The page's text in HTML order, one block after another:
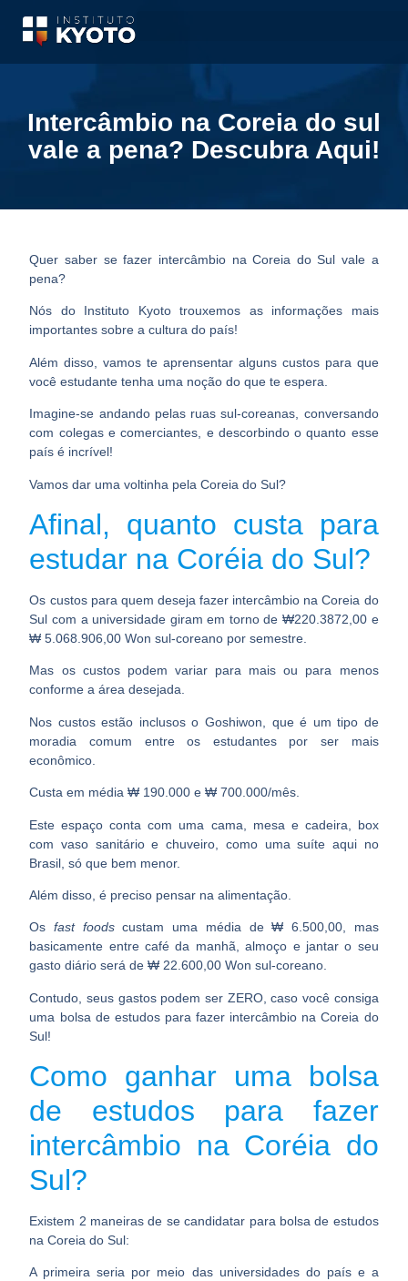
Intercâmbio na Coreia do sul
vale a pena? Descubra Aqui!
Quer saber se fazer intercâmbio na Coreia do Sul vale a
pena?
Nós do Instituto Kyoto trouxemos as informações mais
importantes sobre a cultura do país!
Além disso, vamos te aprensentar alguns custos para que
você estudante tenha uma noção do que te espera.
Imagine-se andando pelas ruas sul-coreanas, conversando
com colegas e comerciantes, e descorbindo o quanto esse
país é incrível!
Vamos dar uma voltinha pela Coreia do Sul?
Afinal, quanto custa para
estudar na Coréia do Sul?
Os custos para quem deseja fazer intercâmbio na Coreia do
Sul com a universidade giram em torno de ₩220.3872,00 e
₩ 5.068.906,00 Won sul-coreano por semestre.
Mas os custos podem variar para mais ou para menos
conforme a área desejada.
Nos custos estão inclusos o Goshiwon, que é um tipo de
moradia comum entre os estudantes por ser mais
econômico.
Custa em média ₩ 190.000 e ₩ 700.000/mês.
Este espaço conta com uma cama, mesa e cadeira, box
com vaso sanitário e chuveiro, como uma suíte aqui no
Brasil, só que bem menor.
Além disso, é preciso pensar na alimentação.
Osfast foodscustam uma média de ₩ 6.500,00, mas
basicamente entre café da manhã, almoço e jantar o seu
gasto diário será de ₩ 22.600,00 Won sul-coreano.
Contudo, seus gastos podem ser ZERO, caso você consiga
uma bolsa de estudos para fazer intercâmbio na Coreia do
Sul!
Como ganhar uma bolsa
de estudos para fazer
intercâmbio na Coréia do
Sul?
Existem 2 maneiras de se candidatar para bolsa de estudos
na Coreia do Sul:
A primeira seria por meio das universidades do país e a